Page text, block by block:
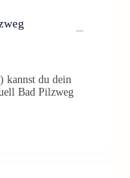
kannst du dein
Bad Pilzweg